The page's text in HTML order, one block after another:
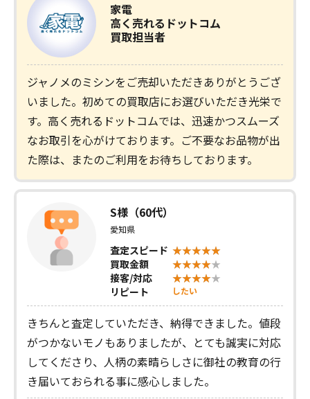
家電
高く売れるドットコム
買取担当者
ジャノメのミシンをご売却いただきありがとうござ
いました。初めての買取店にお選びいただき光栄で
す。高く売れるドットコムでは、迅速かつスムーズ
なお取引を心がけております。ご不要なお品物が出
た際は、またのご利用をお待ちしております。
S様（60代）
愛知県
査定スピード
買取金額
接客/対応
リピート
したい
きちんと査定していただき、納得できました。値段
がつかないモノもありましたが、とても誠実に対応
してくださり、人柄の素晴らしさに御社の教育の行
き届いておられる事に感心しました。